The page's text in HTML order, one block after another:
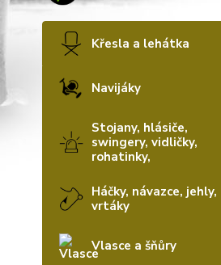
Křesla a lehátka
Navijáky
Stojany, hlásiče,
swingery, vidličky,
rohatinky,
Háčky, návazce, jehly,
vrtáky
Vlasce a šňůry